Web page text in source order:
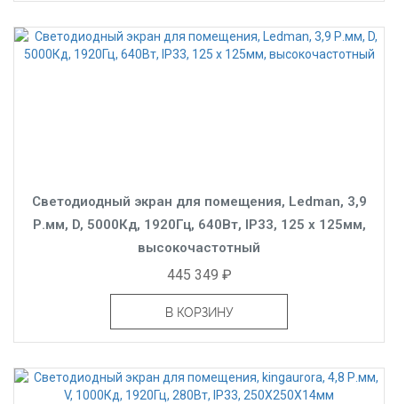
Светодиодный экран для помещения, Ledman, 3,9
Р.мм, D, 5000Кд, 1920Гц, 640Вт, IP33, 125 x 125мм,
высокочастотный
445 349 ₽
В КОРЗИНУ